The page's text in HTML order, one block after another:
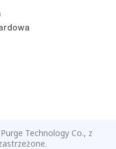
Technology Co., z